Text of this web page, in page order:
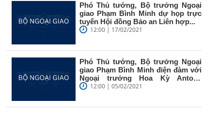
Phó Thủ tướng, Bộ trưởng Ngoại
giao Phạm Bình Minh dự họp trực
tuyến Hội đồng Bảo an Liên hợp...
12:00 | 17/02/2021
Phó Thủ tướng, Bộ trưởng Ngoại
giao Phạm Bình Minh điện đàm với
Ngoại trưởng Hoa Kỳ Antony
Blinken
12:00 | 05/02/2021